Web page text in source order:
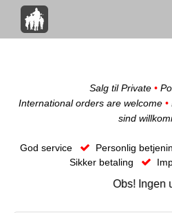
Salg til Private •
International orders are welcome •
sind
God service Personlig
Sikker betaling
Obs! Ingen